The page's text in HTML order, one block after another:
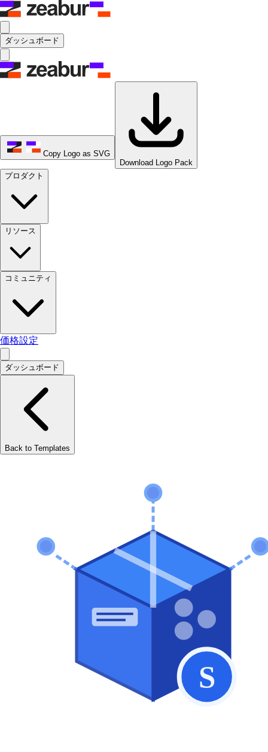
ダッシュボード
Copy Logo as SVG
Download Logo Pack
プロダクト
リソース
コミュニティ
価格設定
ダッシュボード
Back to Templates